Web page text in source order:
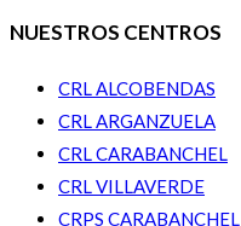
NUESTROS CENTROS
CRL ALCOBENDAS
CRL ARGANZUELA
CRL CARABANCHEL
CRL VILLAVERDE
CRPS CARABANCHEL